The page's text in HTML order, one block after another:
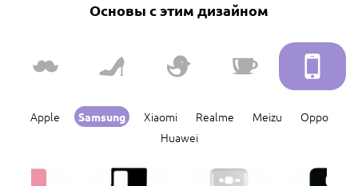
Основы с этим дизайном
Apple Samsung Xiaomi Realme Meizu
Oppo
Huawei